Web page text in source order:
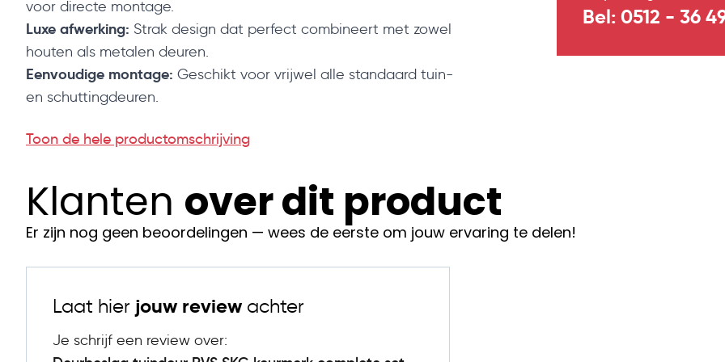
voor directe montage.
Luxe afwerking: Strak design dat perfect combineert met zowel
houten als metalen deuren.
Eenvoudige montage: Geschikt voor vrijwel alle standaard tuin-
en schuttingdeuren.
Eigenschap
Toepassing
Tuinpoort, schuttingdeur, buitendeur
Afwerking
Geborsteld RVS, luxe uitstraling
Keurmerk
SKG**
Compleet geleverd
Slotkast, cilinder, slot, duimen
Afmetingen (b x h x
13 × 24 × 15 cm
Toon de hele productomschrijving
Bel: 0512 - 36
Klanten over dit product
Er zijn nog geen beoordelingen — wees de eerste om jouw ervaring te delen!
Laat hier jouw review achter
Je schrijf een review over: